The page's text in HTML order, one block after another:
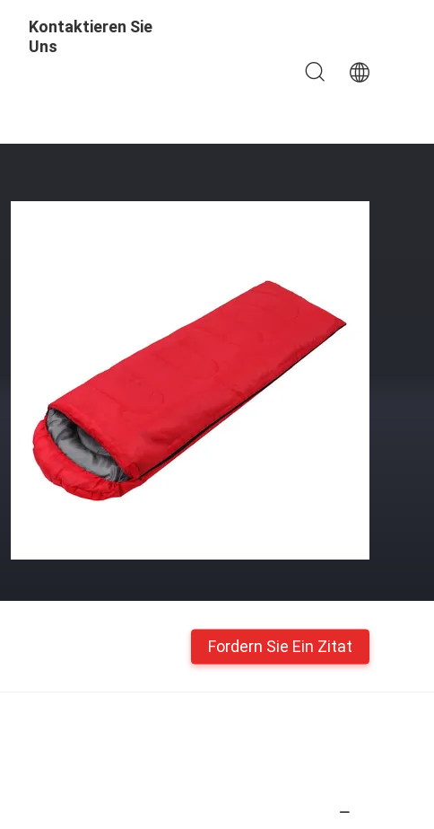
Kontaktieren Sie
Uns
Fordern Sie Ein Zitat